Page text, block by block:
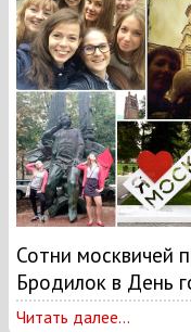
Сотни москвичей
Бродилок в День
Читать далее...